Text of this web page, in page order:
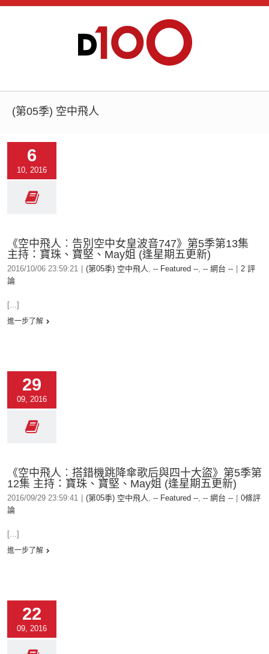
(第05季) 空中飛人
6
10, 2016
《空中飛人︰告別空中女皇波音747》第5季第13集
主持：寶珠、寶堅、May姐 (逢星期五更新)
2016/10/06 23:59:21 (第05季) 空中飛人, -- Featured --, -- 網台 --
2 評
論
[...]
進一步了解
29
09, 2016
《空中飛人︰搭錯機跳降傘歌后與四十大盜》第5季第
12集 主持：寶珠、寶堅、May姐 (逢星期五更新)
2016/09/29 23:59:41 (第05季) 空中飛人, -- Featured --, -- 網台 --
0條評
論
[...]
進一步了解
22
09, 2016